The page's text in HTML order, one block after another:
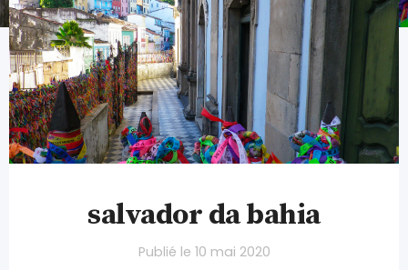
salvador da bahia
Publié le 10 mai 2020